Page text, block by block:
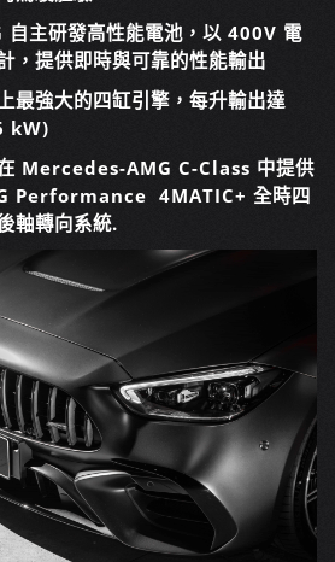
自主研發高性能電池，以 400V 電
，提供即時與可靠的性能輸出
最強大的四缸引擎，每升輸出達
kW)
在 Mercedes-AMG C-Class 中提供
Performance 4MATIC+ 全時四
軸轉向系統.